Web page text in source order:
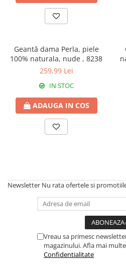
Geantă dama Perla, piele
100% naturala, nude , 8238
259,99 Lei
IN STOC
ADAUGA IN COS
Newsletter Nu rata ofertele si
Vreau sa primesc
magazinului. Afla mai
Confidentialitate